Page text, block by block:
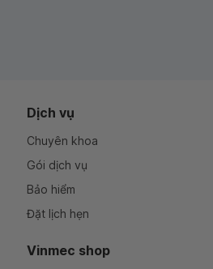
Dịch vụ
Chuyên khoa
Gói dịch vụ
Bảo hiểm
Đặt lịch hẹn
Vinmec shop